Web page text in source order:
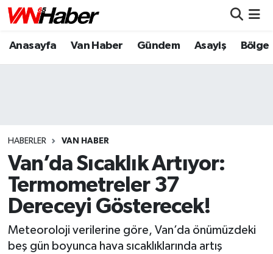
Anasayfa Van Haber Gündem Asayiş Bölge
HABERLER VAN HABER
Van’da Sıcaklık Artıyor:
Termometreler 37
Dereceyi Gösterecek!
Meteoroloji verilerine göre, Van’da önümüzdeki
beş gün boyunca hava sıcaklıklarında artış
Nöbetçi Eczaneler
Puan Durumu ve Fikstür
Tüm Manşetler
Son Dakika Haberleri
Haber Arşivi